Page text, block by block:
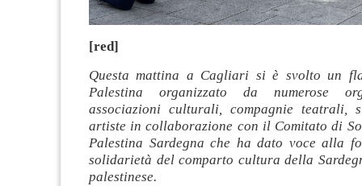
[red]
Questa mattina a Cagliari si è svolto un
Palestina organizzato da numerose
associazioni culturali, compagnie teatrali,
artiste in collaborazione con il Comitato di
Palestina Sardegna che ha dato voce alla
solidarietà del comparto cultura della
palestinese.